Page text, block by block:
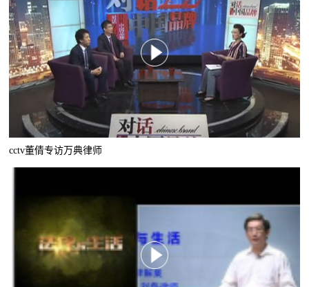
cctv董倩专访万典律师